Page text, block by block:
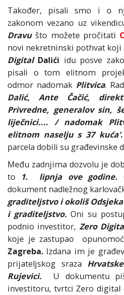
Također, pisali smo i o
zakonom vezano uz
Dravušto možete pročitati
novi nekretninski pothvat
Digital Dalići idu posve
pisali o tom elitnom
odmor nadomak Plitvica.
Dalić, Ante Čačić,
Privredne, generalov sin,
liječnici.... / nadomak
elitnom naselju s 37 kuća'.
parcela dobili su građevinske
Među zadnjima dozvolu je
to
1. lipnja ove godine.
dokument nadležnog
graditeljstvo i okoliš
i graditeljstvo.Oni su
podnio investitor, Zero
koje je zastupao
Zagreba. Izdana im je
prijateljskog sraza Hrvatske
Rujevici. U dokumentu
investitoru, tvrtci Zero digital